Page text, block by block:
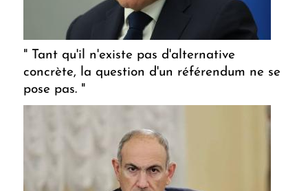
" Tant qu'il n'existe pas d'alternative
concrète, la question d'un référendum ne se
pose pas. "